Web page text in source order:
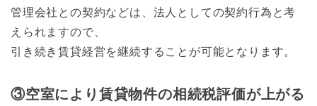
管理会社との契約などは、法人としての契約行為と考
えられますので、
引き続き賃貸経営を継続することが可能となります。
③空室により賃貸物件の相続税評価が上がる